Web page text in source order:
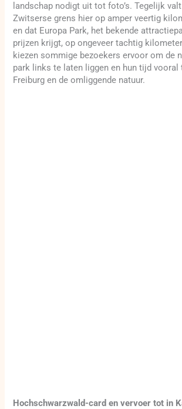
landschap nodigt uit tot foto’s. Tegelijk
Zwitserse grens hier op amper veertig
en dat Europa Park, het bekende
prijzen krijgt, op ongeveer tachtig
kiezen sommige bezoekers ervoor om de
park links te laten liggen en hun tijd vooral
Freiburg en de omliggende natuur.
Hochschwarzwald-card en vervoer tot in